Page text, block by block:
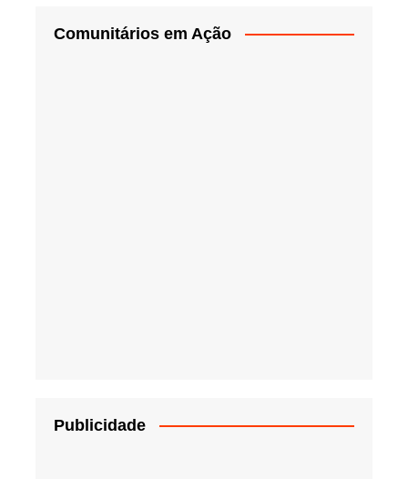
Comunitários em Ação
Publicidade